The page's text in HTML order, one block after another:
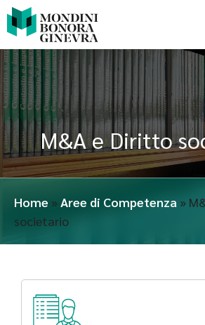
M&A e Diritto
Home » Aree di Competenza »
societario